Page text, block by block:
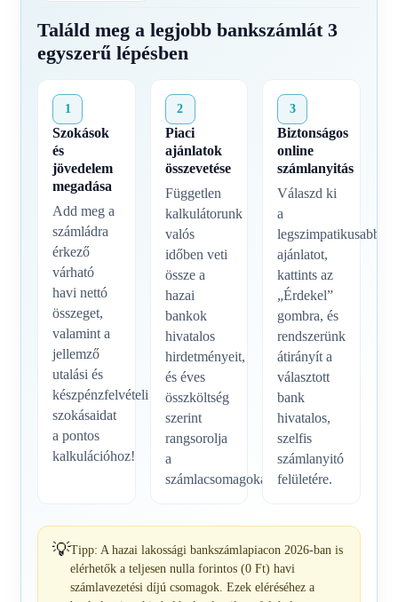
Találd meg a legjobb bankszámlát 3
egyszerű lépésben
1
Szokások
és
jövedelem
megadása
Add meg a
számládra
érkező
várható
havi nettó
összeget,
valamint a
jellemző
utalási és
készpénzfelvételi
szokásaidat
a pontos
kalkulációhoz!
2
Piaci
ajánlatok
összevetése
Független
kalkulátorunk
valós
időben veti
össze a
hazai
bankok
hivatalos
hirdetményeit,
és éves
összköltség
szerint
rangsorolja
a
számlacsomagokat.
3
Biztonságos
online
számlanyitás
Válaszd ki
a
legszimpatikusabb
ajánlatot,
kattints az
„Érdekel”
gombra, és
rendszerünk
átirányít a
választott
bank
hivatalos,
szelfis
számlanyitó
felületére.
💡Tipp: A hazai lakossági bankszámlapiacon 2026-ban is
elérhetők a teljesen nulla forintos (0 Ft) havi
számlavezetési díjú csomagok. Ezek eléréséhez a